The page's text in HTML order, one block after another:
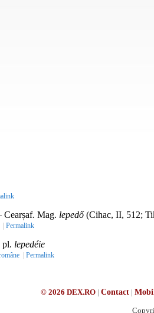
Cearșaf. Mag. lepedő(Cihac, II, 512;
| Permalink
pl. lepedéie
| Permalink
© 2026 DEX.RO| Contact|